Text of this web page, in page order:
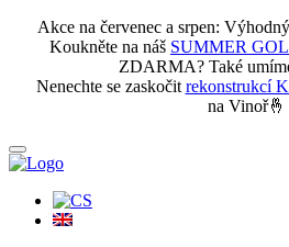
Akce na červenec a srpen:
Koukněte na náš SUMMER
ZDARMA? Také
Nenechte se zaskočit rekonstrukcí
na Vinoř🤞